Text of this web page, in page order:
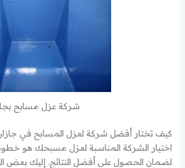
شركة عزل مسابح
كيف تختار أفضل شركة لعزل المسابح في
اختيار الشركة المناسبة لعزل مسبحك هو
لضمان الحصول على أفضل النتائج. إليك بعض